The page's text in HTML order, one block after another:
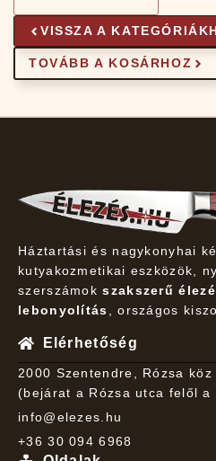
VISSZA A
TOVÁBB A KOSÁRHOZ
Háztartási és nagykonyhai
kutyakozmetikai eszközök,
szerszámokszakszerű
lebonyolítás
, országos
Elérhetőség
2000 Szentendre, Rózsa köz
(bejárat a Rózsa utca felől a
info@elezes.hu
+36 30 094 6968